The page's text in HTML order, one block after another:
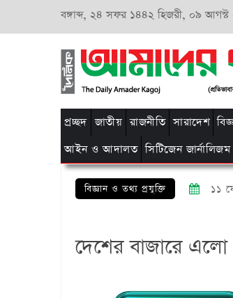
বঙ্গাব্দ, ২৪ সফর ১৪৪২ হিজরী, ০৯ আগস্ট
প্রচ্ছদ জাতীয় রাজনীতি সারাদেশ
আইন ও আদালত সিটিজেন জার্নালিজম
বিজ্ঞান ও তথ্য প্রযুক্তি ১১
দেশের বাজারে